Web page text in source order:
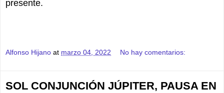
presente.
Alfonso Hijano at marzo 04, 2022 No hay comentarios:
SOL CONJUNCIÓN JÚPITER, PAUSA EN